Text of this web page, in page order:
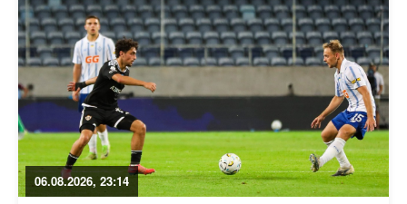
06.08.2026, 23:14